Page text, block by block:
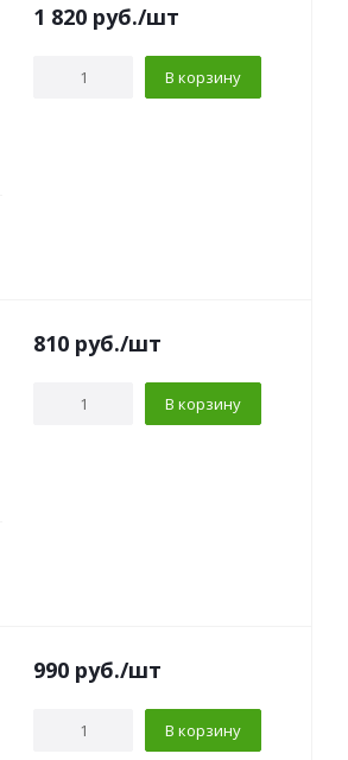
1 820 руб./шт
В корзину
810 руб./шт
В корзину
990 руб./шт
В корзину